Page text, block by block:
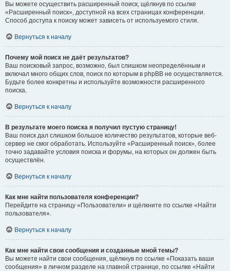
Вы можете осуществить расширенный поиск, щёлкнув по ссылке
«Расширенный поиск», доступной на всех страницах конференции.
Способ доступа к поиску может зависеть от используемого стиля.
Вернуться к началу
Почему мой поиск не даёт результатов?
Ваш поисковый запрос, возможно, был слишком неопределённым и
включал много общих слов, поиск по которым в phpBB не осуществляется.
Будьте более конкретны и используйте возможности расширенного
поиска.
Вернуться к началу
В результате моего поиска я получил пустую страницу!
Ваш поиск дал слишком большое количество результатов, которые веб-
сервер не смог обработать. Используйте «Расширенный поиск», более
точно задавайте условия поиска и форумы, на которых он должен быть
осуществлён.
Вернуться к началу
Как мне найти пользователя конференции?
Перейдите на страницу «Пользователи» и щёлкните по ссылке «Найти
пользователя».
Вернуться к началу
Как мне найти свои сообщения и созданные мной темы?
Вы можете найти свои сообщения, щёлкнув по ссылке «Показать ваши
сообщения» в личном разделе на главной странице, по ссылке «Найти